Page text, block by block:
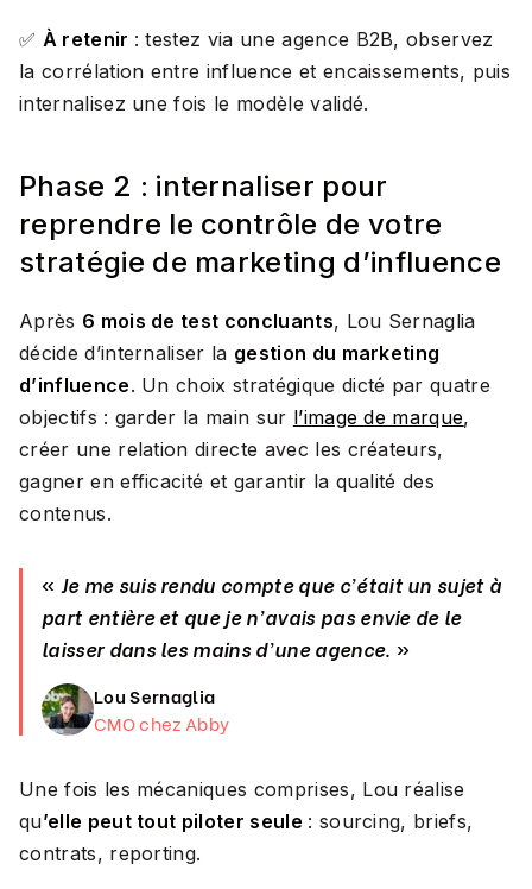
✅ À retenir : testez via une agence B2B, observez
la corrélation entre influence et encaissements, puis
internalisez une fois le modèle validé.
Phase 2 : internaliser pour
reprendre le contrôle de votre
stratégie de marketing d’influence
Après 6 mois de test concluants, Lou Sernaglia
décide d’internaliser la gestion du marketing
d’influence. Un choix stratégique dicté par quatre
objectifs : garder la main sur l’image de marque,
créer une relation directe avec les créateurs,
gagner en efficacité et garantir la qualité des
contenus.
« Je me suis rendu compte que c'était un sujet à
part entière et que je n'avais pas envie de le
laisser dans les mains d'une agence. »
Lou Sernaglia
CMO chez Abby
Une fois les mécaniques comprises, Lou réalise
qu’elle peut tout piloter seule : sourcing, briefs,
contrats, reporting.